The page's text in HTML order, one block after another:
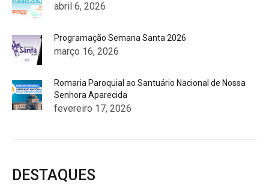
abril 6, 2026
Programação Semana Santa 2026
março 16, 2026
Romaria Paroquial ao Santuário Nacional de Nossa
Senhora Aparecida
fevereiro 17, 2026
DESTAQUES